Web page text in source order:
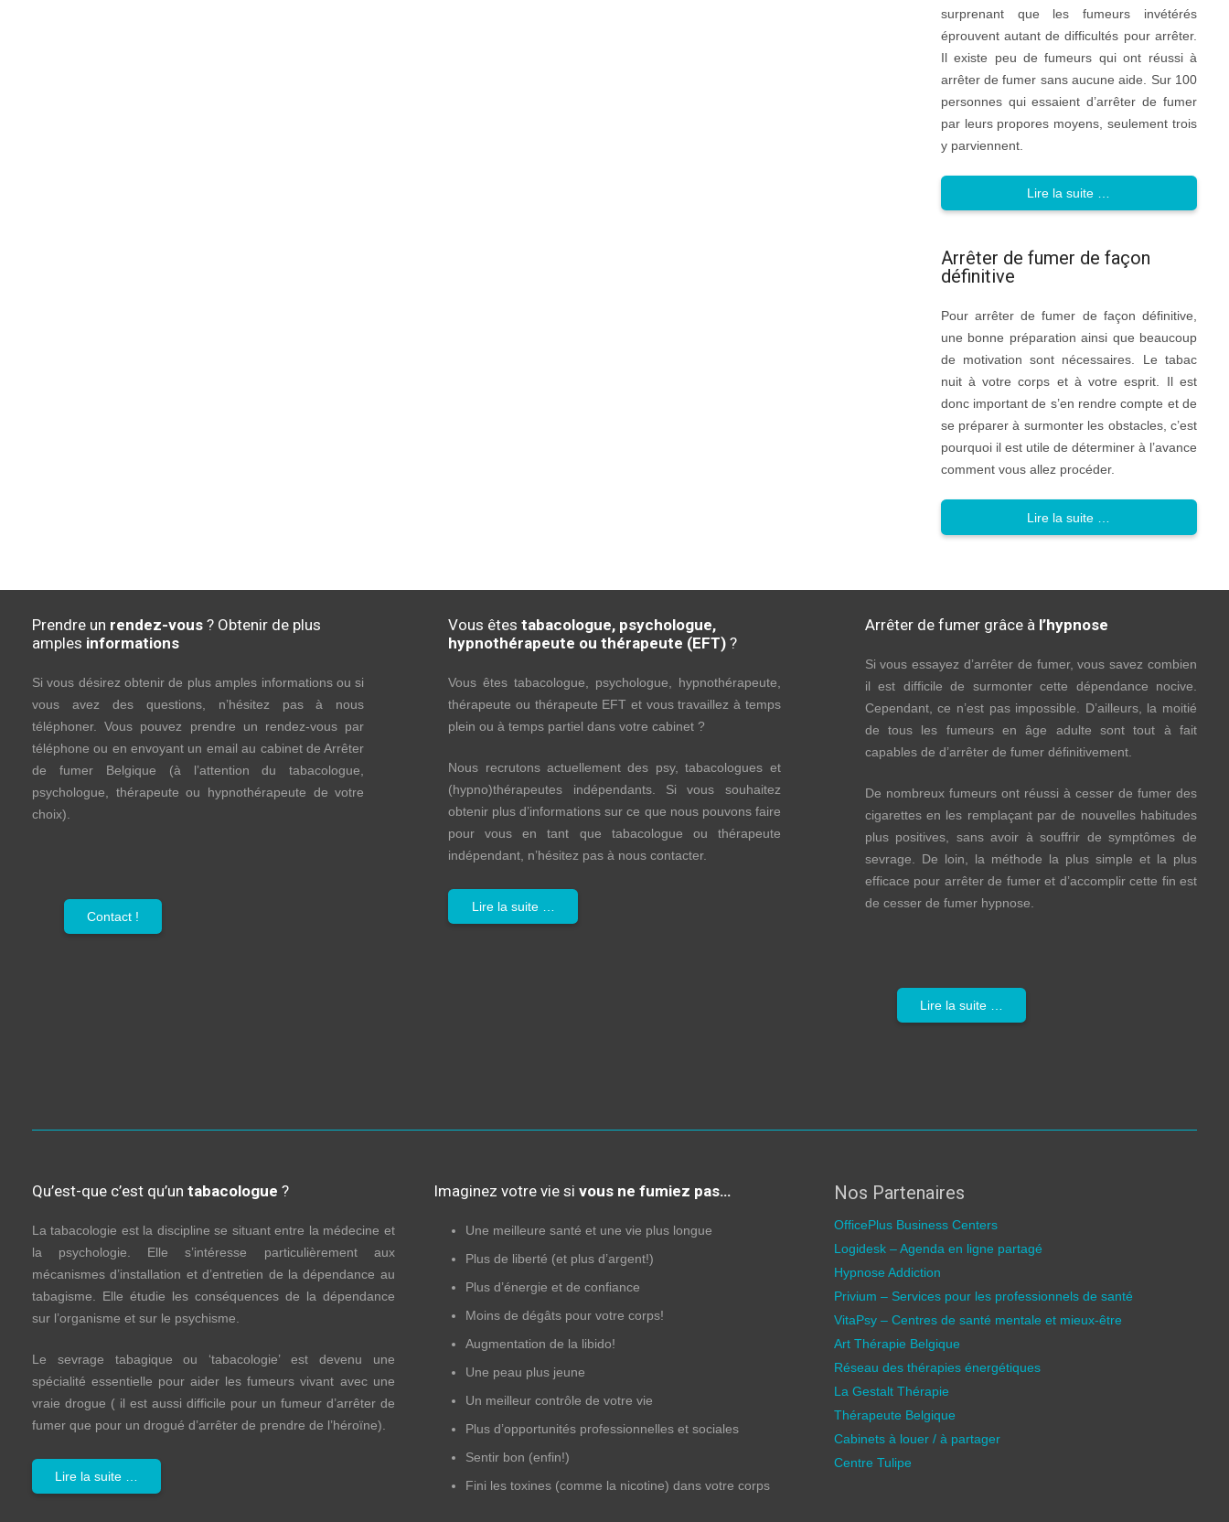
surprenant que les fumeurs invétérés
éprouvent autant de difficultés pour arrêter.
Il existe peu de fumeurs qui ont réussi à
arrêter de fumer sans aucune aide. Sur 100
personnes qui essaient d’arrêter de fumer
par leurs propores moyens, seulement trois
y parviennent.
Lire la suite …
Arrêter de fumer de façon
définitive
Pour arrêter de fumer de façon définitive,
une bonne préparation ainsi que beaucoup
de motivation sont nécessaires. Le tabac
nuit à votre corps et à votre esprit. Il est
donc important de s’en rendre compte et de
se préparer à surmonter les obstacles, c’est
pourquoi il est utile de déterminer à l’avance
comment vous allez procéder.
Lire la suite …
Prendre un rendez-vous ? Obtenir de plus
amples informations
Si vous désirez obtenir de plus amples informations ou si
vous avez des questions, n’hésitez pas à nous
téléphoner. Vous pouvez prendre un rendez-vous par
téléphone ou en envoyant un email au cabinet de Arrêter
de fumer Belgique (à l’attention du tabacologue,
psychologue, thérapeute ou hypnothérapeute de votre
choix).
Contact !
Vous êtestabacologue, psychologue,
hypnothérapeute ou thérapeute (EFT) ?
Vous êtes tabacologue, psychologue, hypnothérapeute,
thérapeute ou thérapeute EFT et vous travaillez à temps
plein ou à temps partiel dans votre cabinet ?
Nous recrutons actuellement des psy, tabacologues et
(hypno)thérapeutes indépendants. Si vous souhaitez
obtenir plus d’informations sur ce que nous pouvons faire
pour vous en tant que tabacologue ou thérapeute
indépendant, n’hésitez pas à nous contacter.
Lire la suite …
Arrêter de fumer grâce à l’hypnose
Si vous essayez d’arrêter de fumer, vous savez combien
il est difficile de surmonter cette dépendance nocive.
Cependant, ce n’est pas impossible. D’ailleurs, la moitié
de tous les fumeurs en âge adulte sont tout à fait
capables de d’arrêter de fumer définitivement.
De nombreux fumeurs ont réussi à cesser de fumer des
cigarettes en les remplaçant par de nouvelles habitudes
plus positives, sans avoir à souffrir de symptômes de
sevrage. De loin, la méthode la plus simple et la plus
efficace pour arrêter de fumer et d’accomplir cette fin est
de cesser de fumer hypnose.
Lire la suite …
Qu’est-que c’est qu’un tabacologue ?
La tabacologie est la discipline se situant entre la médecine et
la psychologie. Elle s’intéresse particulièrement aux
mécanismes d’installation et d’entretien de la dépendance au
tabagisme. Elle étudie les conséquences de la dépendance
sur l’organisme et sur le psychisme.
Le sevrage tabagique ou ‘tabacologie’ est devenu une
spécialité essentielle pour aider les fumeurs vivant avec une
vraie drogue ( il est aussi difficile pour un fumeur d’arrêter de
fumer que pour un drogué d’arrêter de prendre de l’héroïne).
Lire la suite …
Imaginez votre vie si vous ne fumiez pas…
Une meilleure santé et une vie plus longue
Plus de liberté (et plus d’argent!)
Plus d’énergie et de confiance
Moins de dégâts pour votre corps!
Augmentation de la libido!
Une peau plus jeune
Un meilleur contrôle de votre vie
Plus d’opportunités professionnelles et sociales
Sentir bon (enfin!)
Fini les toxines (comme la nicotine) dans votre corps
Nos Partenaires
OfficePlus Business Centers
Logidesk – Agenda en ligne partagé
Hypnose Addiction
Privium – Services pour les professionnels de santé
VitaPsy – Centres de santé mentale et mieux-être
Art Thérapie Belgique
Réseau des thérapies énergétiques
La Gestalt Thérapie
Thérapeute Belgique
Cabinets à louer / à partager
Centre Tulipe